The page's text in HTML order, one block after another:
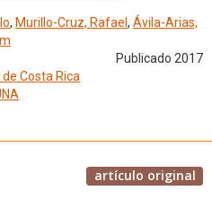
, Murillo-Cruz, Rafael , Ávila-Arias,
Publicado 2017
Costa Rica
artículo original